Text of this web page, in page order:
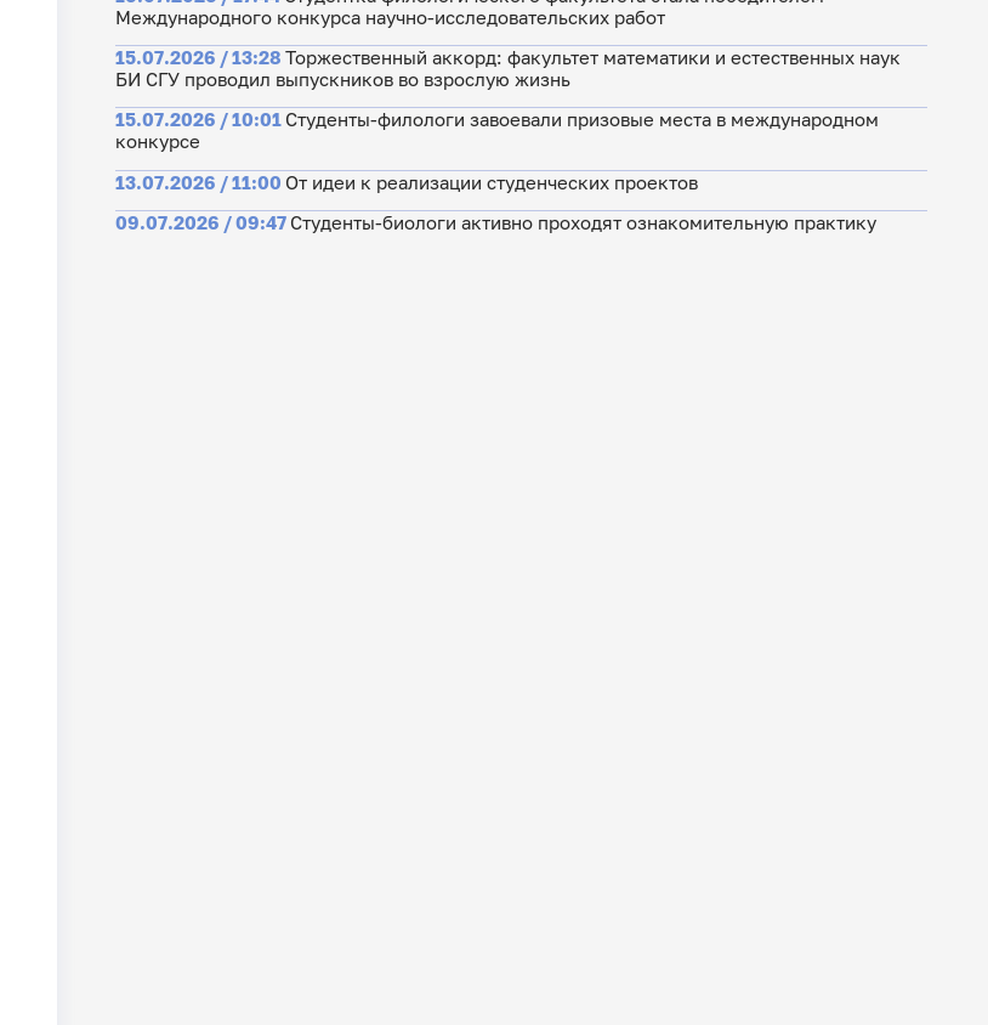
Международного конкурса научно-исследовательских работ
15.07.2026 / 13:28 Торжественный аккорд: факультет математики и естественных наук
БИ СГУ проводил выпускников во взрослую жизнь
15.07.2026 / 10:01 Студенты-филологи завоевали призовые места в международном
конкурсе
13.07.2026 / 11:00 От идеи к реализации студенческих проектов
09.07.2026 / 09:47 Студенты-биологи активно проходят ознакомительную практику